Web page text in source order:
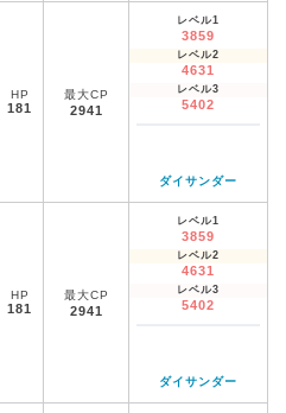
HP
181
最大CP
2941
レベル1
3859
レベル2
4631
レベル3
5402
ダイサンダー
HP
181
最大CP
2941
レベル1
3859
レベル2
4631
レベル3
5402
ダイサンダー